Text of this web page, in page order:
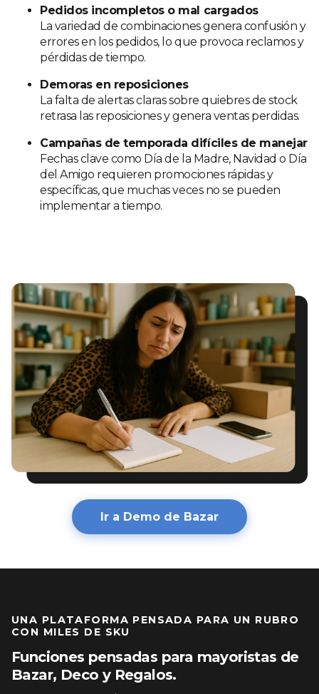
Pedidos incompletos o mal cargados
La variedad de combinaciones genera confusión y
errores en los pedidos, lo que provoca reclamos y
pérdidas de tiempo.
Demoras en reposiciones
La falta de alertas claras sobre quiebres de stock
retrasa las reposiciones y genera ventas perdidas.
Campañas de temporada difíciles de manejar
Fechas clave como Día de la Madre, Navidad o Día
del Amigo requieren promociones rápidas y
específicas, que muchas veces no se pueden
implementar a tiempo.
Ir a Demo de Bazar
UNA PLATAFORMA PENSADA PARA UN RUBRO
CON MILES DE SKU
Funciones pensadas para mayoristas de
Bazar, Deco y Regalos.